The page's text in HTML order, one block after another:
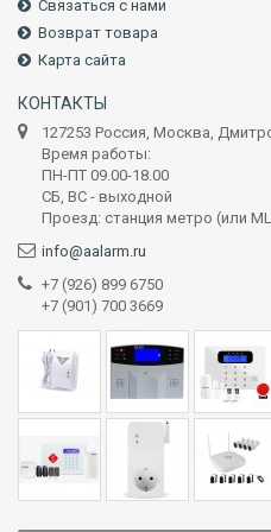
Связаться с нами
Возврат товара
Карта сайта
КОНТАКТЫ
127253 Россия, Москва,
Время работы:
ПН-ПТ 09.00-18.00
СБ, ВС - выходной
Проезд: станция метро (или
info@aalarm.ru
+7 (926) 899 6750
+7 (901) 700 3669